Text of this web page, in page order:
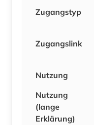
Zugangstyp
Zugangslink
Nutzung
Nutzung
(lange
Erklärung)